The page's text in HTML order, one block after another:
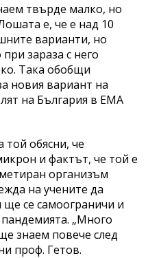
твърде малко, но
е, че е над 10
варианти, но
зараза с него
Така обобщи
новия вариант на
на България в ЕМА
обясни, че
и фактът, че той е
организъм
на учените да
се самоограничи и
„Много
знаем повече след
проф. Гетов.